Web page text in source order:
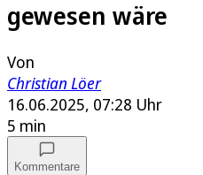
gewesen wäre
Von
Christian Löer
16.06.2025, 07:28 Uhr
5 min
Kommentare